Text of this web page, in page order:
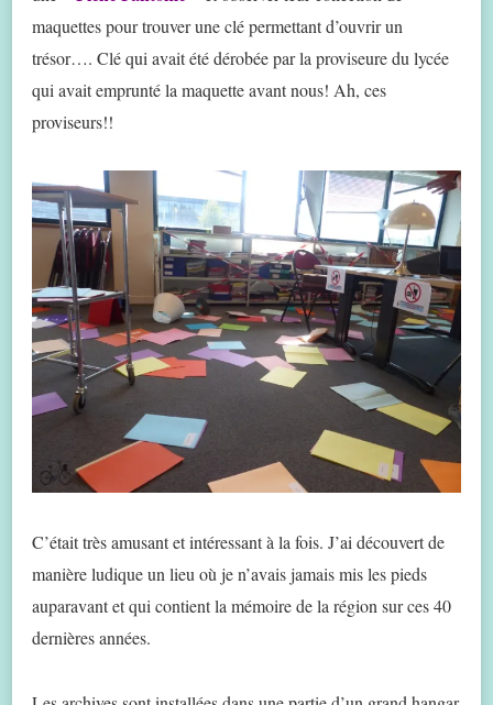
maquettes pour trouver une clé permettant d’ouvrir un
trésor…. Clé qui avait été dérobée par la proviseure du lycée
qui avait emprunté la maquette avant nous! Ah, ces
proviseurs!!
C’était très amusant et intéressant à la fois. J’ai découvert de
manière ludique un lieu où je n’avais jamais mis les pieds
auparavant et qui contient la mémoire de la région sur ces 40
dernières années.